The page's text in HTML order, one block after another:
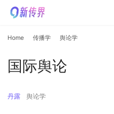
Home 传播学 舆论学
国际舆论
丹露 舆论学